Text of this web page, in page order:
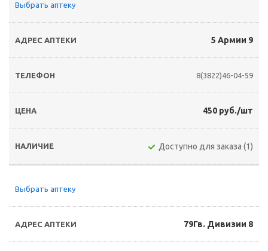
Выбрать аптеку
5 Армии 9
8(3822)46-04-59
450 руб./шт
Доступно для заказа (1)
Выбрать аптеку
79Гв. Дивизии 8